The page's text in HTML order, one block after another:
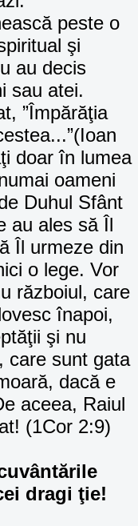
peste o
şi
au decis
sau atei.
”Împărăţia
doar în lumea
oameni
Duhul Sfânt
au ales să Îl
Îl urmeze din
o lege. Vor
războiul, care
înapoi,
şi nu
care sunt gata
dacă e
aceea, Raiul
(1Cor 2:9)
dragi ţie!